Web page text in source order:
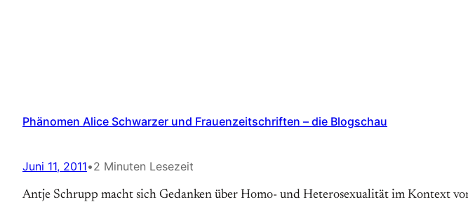
Phänomen Alice Schwarzer und Frauenzeitschriften – die Blogschau
Juni 11, 2011•2 Minuten Lesezeit
Antje Schrupp macht sich Gedanken über Homo- und Heterosexualität im Kontext